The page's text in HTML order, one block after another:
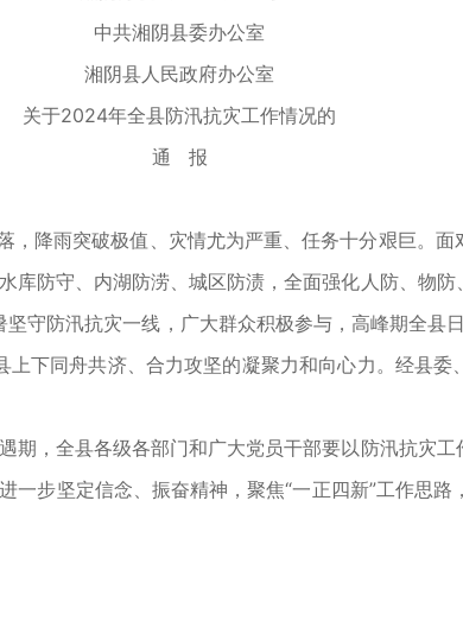
中共湘阴县委办公室
湘阴县人民政府办公室
于2024年全县防汛抗灾工作情况的
通 报
雨突破极值、灾情尤为严重、任务十分艰巨。面
防守、内湖防涝、城区防渍，全面强化人防、物
守防汛抗灾一线，广大群众积极参与，高峰期全
下同舟共济、合力攻坚的凝聚力和向心力。经县
，全县各级各部门和广大党员干部要以防汛抗灾工
步坚定信念、振奋精神，聚焦“一正四新”工作思